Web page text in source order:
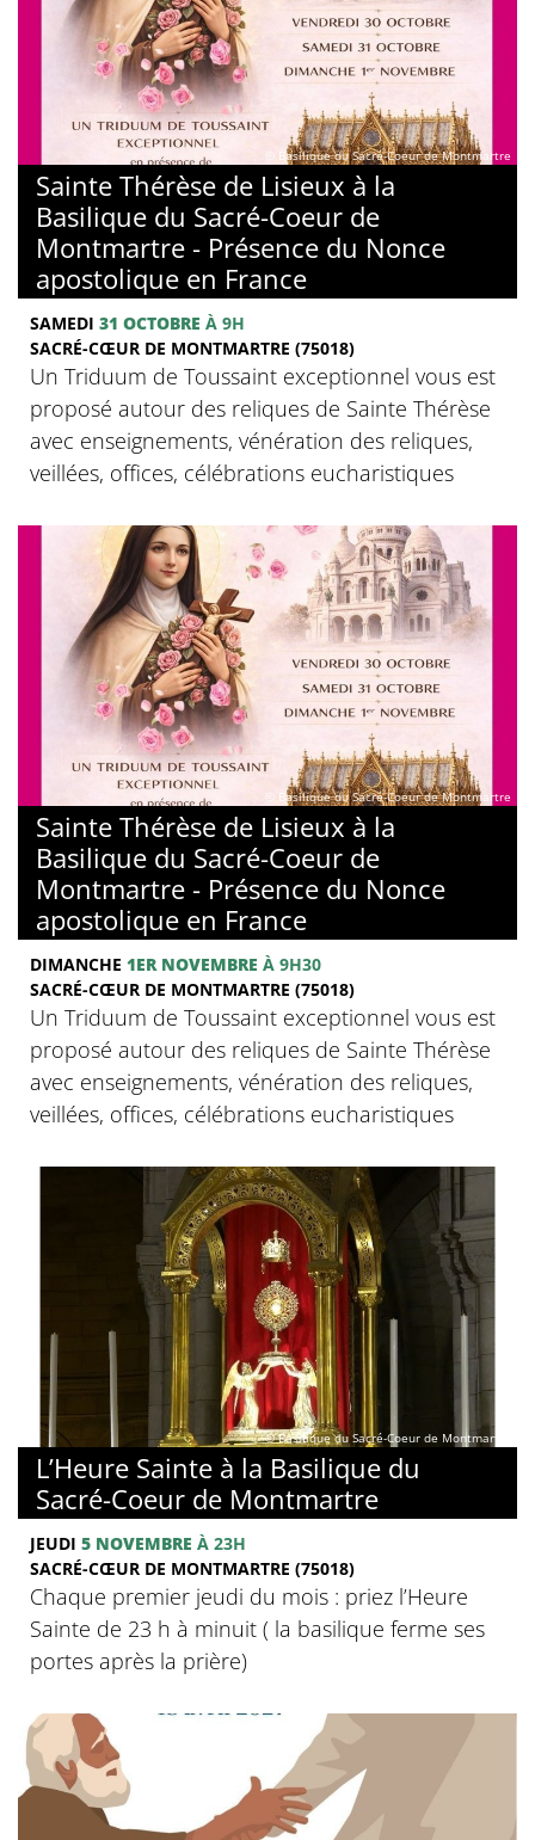
© Basilique du Sacré-Coeur de Montmartre
Sainte Thérèse de Lisieux à la
Basilique du Sacré-Coeur de
Montmartre - Présence du Nonce
apostolique en France
SAMEDI 31 OCTOBRE À 9H
SACRÉ-CŒUR DE MONTMARTRE (75018)
Un Triduum de Toussaint exceptionnel vous est
proposé autour des reliques de Sainte Thérèse
avec enseignements, vénération des reliques,
veillées, offices, célébrations eucharistiques
© Basilique du Sacré-Coeur de Montmartre
Sainte Thérèse de Lisieux à la
Basilique du Sacré-Coeur de
Montmartre - Présence du Nonce
apostolique en France
DIMANCHE 1ER NOVEMBRE À 9H30
SACRÉ-CŒUR DE MONTMARTRE (75018)
Un Triduum de Toussaint exceptionnel vous est
proposé autour des reliques de Sainte Thérèse
avec enseignements, vénération des reliques,
veillées, offices, célébrations eucharistiques
© Basilique du Sacré-Coeur de Montmartre
L’Heure Sainte à la Basilique du
Sacré-Coeur de Montmartre
JEUDI 5 NOVEMBRE À 23H
SACRÉ-CŒUR DE MONTMARTRE (75018)
Chaque premier jeudi du mois : priez l’Heure
Sainte de 23 h à minuit ( la basilique ferme ses
portes après la prière)